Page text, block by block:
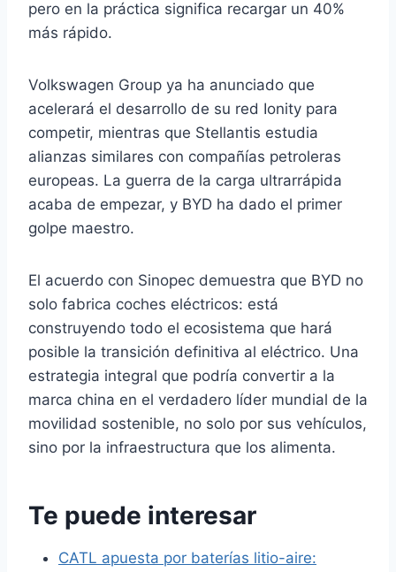
pero en la práctica significa recargar un 40%
más rápido.
Volkswagen Group ya ha anunciado que
acelerará el desarrollo de su red Ionity para
competir, mientras que Stellantis estudia
alianzas similares con compañías petroleras
europeas. La guerra de la carga ultrarrápida
acaba de empezar, y BYD ha dado el primer
golpe maestro.
El acuerdo con Sinopec demuestra que BYD no
solo fabrica coches eléctricos: está
construyendo todo el ecosistema que hará
posible la transición definitiva al eléctrico. Una
estrategia integral que podría convertir a la
marca china en el verdadero líder mundial de la
movilidad sostenible, no solo por sus vehículos,
sino por la infraestructura que los alimenta.
Te puede interesar
CATL apuesta por baterías litio-aire: